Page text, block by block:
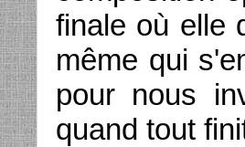
finale où elle
même qui
pour nous
quand tout